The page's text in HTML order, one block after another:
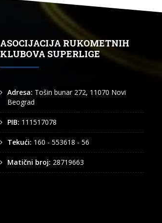
ASOCIJACIJA RUKOMETNIH
KLUBOVA SUPERLIGE
Adresa: Tošin bunar 272, 11070 Novi
Beograd
PIB: 111517078
Tekući: 160 - 553618 - 56
Matični broj: 28719663